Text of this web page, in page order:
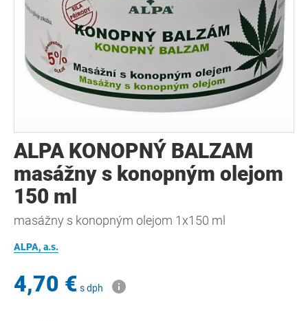
ALPA KONOPNÝ BALZAM
masážny s konopným olejom
150 ml
masážny s konopným olejom 1x150 ml
ALPA, a.s.
4,70 € s dph